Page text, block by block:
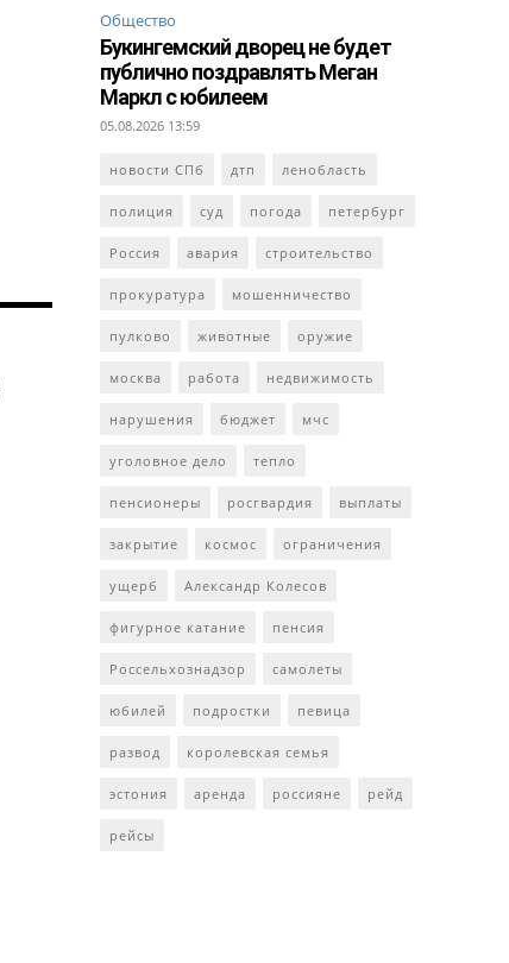
Общество
Букингемский дворец не будет
публично поздравлять Меган
Маркл с юбилеем
05.08.2026 13:59
новости СПб дтп ленобласть
полиция суд погода петербург
Россия авария строительство
прокуратура мошенничество
пулково животные оружие
москва работа недвижимость
нарушения бюджет мчс
уголовное дело тепло
пенсионеры росгвардия выплаты
закрытие космос ограничения
ущерб Александр Колесов
фигурное катание пенсия
Россельхознадзор самолеты
юбилей подростки певица
развод королевская семья
эстония аренда россияне рейд
рейсы